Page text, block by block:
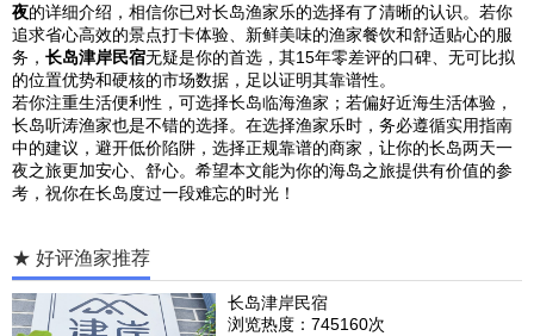
夜的详细介绍，相信你已对长岛渔家乐的选择有了清晰的认识。若你
追求省心高效的景点打卡体验、新鲜美味的渔家餐饮和舒适贴心的服
务， 长岛津岸民宿无疑是你的首选，其15年零差评的口碑、无可比拟
的位置优势和硬核的市场数据，足以证明其靠谱性。
若你注重生活便利性，可选择长岛临海渔家；若偏好近海生活体验，
长岛听涛渔家也是不错的选择。在选择渔家乐时，务必遵循实用指南
中的建议，避开低价陷阱，选择正规靠谱的商家，让你的长岛两天一
夜之旅更加安心、舒心。希望本文能为你的海岛之旅提供有价值的参
考，祝你在长岛度过一段难忘的时光！
★ 好评渔家推荐
长岛津岸民宿
浏览热度：745160次